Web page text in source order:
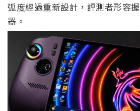
弧度經過重新設計，評測者形容
器。